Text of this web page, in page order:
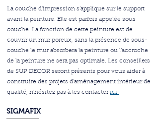
La couche d’impression s’applique sur le support
avant la peinture. Elle est parfois appelée sous
couche. La fonction de cette peinture est de
couvrir un mur poreux, sans la présence de sous-
couche le mur absorbera la peinture ou l’accroche
de la peinture ne sera pas optimale. Les conseillers
de SUP DECOR seront présents pour vous aider à
construire des projets d’aménagement intérieur de
qualité, n'hésitez pas à les contacterici.
SIGMAFIX